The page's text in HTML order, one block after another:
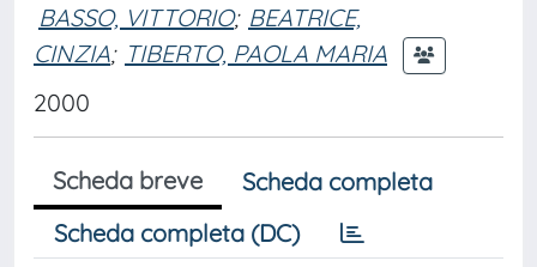
BASSO, VITTORIO; BEATRICE,
CINZIA; TIBERTO, PAOLA MARIA
2000
Scheda breve
Scheda completa
Scheda completa (DC)